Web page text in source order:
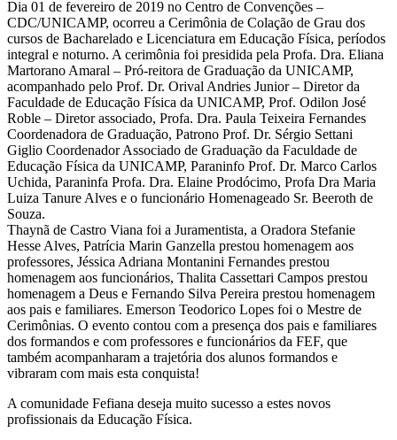
Dia 01 de fevereiro de 2019 no Centro de Convenções –
CDC/UNICAMP, ocorreu a Cerimônia de Colação de Grau dos
cursos de Bacharelado e Licenciatura em Educação Física, períodos
integral e noturno. A cerimônia foi presidida pela Profa. Dra. Eliana
Martorano Amaral – Pró-reitora de Graduação da UNICAMP,
acompanhado pelo Prof. Dr. Orival Andries Junior – Diretor da
Faculdade de Educação Física da UNICAMP, Prof. Odilon José
Roble – Diretor associado, Profa. Dra. Paula Teixeira Fernandes
Coordenadora de Graduação, Patrono Prof. Dr. Sérgio Settani
Giglio Coordenador Associado de Graduação da Faculdade de
Educação Física da UNICAMP, Paraninfo Prof. Dr. Marco Carlos
Uchida, Paraninfa Profa. Dra. Elaine Prodócimo, Profa Dra Maria
Luiza Tanure Alves e o funcionário Homenageado Sr. Beeroth de
Souza.
Thaynã de Castro Viana foi a Juramentista, a Oradora Stefanie
Hesse Alves, Patrícia Marin Ganzella prestou homenagem aos
professores, Jéssica Adriana Montanini Fernandes prestou
homenagem aos funcionários, Thalita Cassettari Campos prestou
homenagem a Deus e Fernando Silva Pereira prestou homenagem
aos pais e familiares. Emerson Teodorico Lopes foi o Mestre de
Cerimônias. O evento contou com a presença dos pais e familiares
dos formandos e com professores e funcionários da FEF, que
também acompanharam a trajetória dos alunos formandos e
vibraram com mais esta conquista!
A comunidade Fefiana deseja muito sucesso a estes novos
profissionais da Educação Física.